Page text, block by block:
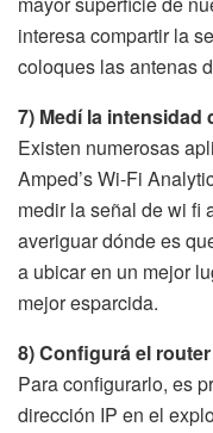
interesa compartir la
coloques las antenas
7) Medí la intensidad
Existen numerosas
Amped’s Wi-Fi
medir la señal de wi fi
averiguar dónde es
a ubicar en un mejor
mejor esparcida.
8) Configurá el router
Para configurarlo, es
dirección IP en el